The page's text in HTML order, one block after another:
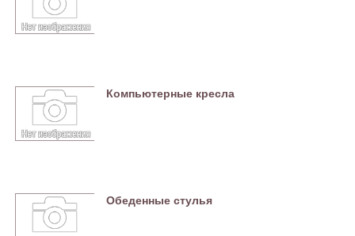
Компьютерные кресла
Обеденные стулья